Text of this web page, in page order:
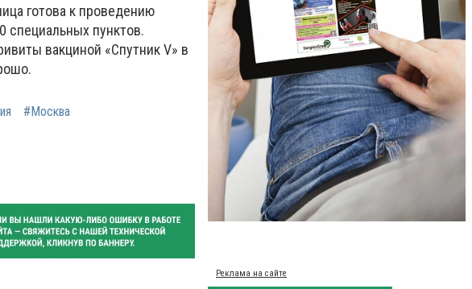
готова к проведению
специальных пунктов.
вакциной «Спутник V» в
#Москва
Реклама на сайте